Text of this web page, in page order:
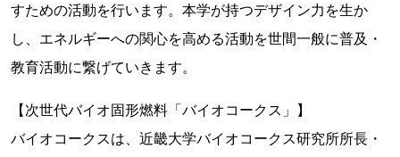
すための活動を行います。本学が持つデザイン力を生か
し、エネルギーへの関心を高める活動を世間一般に普及・
教育活動に繋げていきます。
【次世代バイオ固形燃料「バイオコークス」】
バイオコークスは、近畿大学バイオコークス研究所所長・